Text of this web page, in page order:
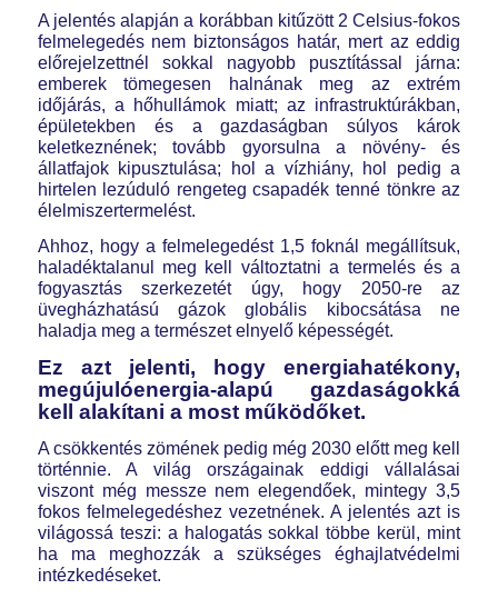
A jelentés alapján a korábban kitűzött 2 Celsius-fokos
felmelegedés nem biztonságos határ, mert az eddig
előrejelzettnél sokkal nagyobb pusztítással járna:
emberek tömegesen halnának meg az extrém
időjárás, a hőhullámok miatt; az infrastruktúrákban,
épületekben és a gazdaságban súlyos károk
keletkeznének; tovább gyorsulna a növény- és
állatfajok kipusztulása; hol a vízhiány, hol pedig a
hirtelen lezúduló rengeteg csapadék tenné tönkre az
élelmiszertermelést.
Ahhoz, hogy a felmelegedést 1,5 foknál megállítsuk,
haladéktalanul meg kell változtatni a termelés és a
fogyasztás szerkezetét úgy, hogy 2050-re az
üvegházhatású gázok globális kibocsátása ne
haladja meg a természet elnyelő képességét.
Ez azt jelenti, hogy energiahatékony,
megújulóenergia-alapú gazdaságokká
kell alakítani a most működőket.
A csökkentés zömének pedig még 2030 előtt meg kell
történnie. A világ országainak eddigi vállalásai
viszont még messze nem elegendőek, mintegy 3,5
fokos felmelegedéshez vezetnének. A jelentés azt is
világossá teszi: a halogatás sokkal többe kerül, mint
ha ma meghozzák a szükséges éghajlatvédelmi
intézkedéseket.